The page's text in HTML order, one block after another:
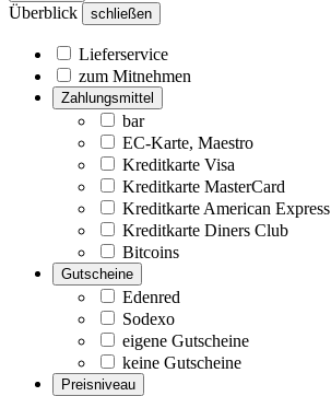
Überblick schließen
Lieferservice
zum Mitnehmen
Zahlungsmittel
bar
EC-Karte, Maestro
Kreditkarte Visa
Kreditkarte MasterCard
Kreditkarte American Express
Kreditkarte Diners Club
Bitcoins
Gutscheine
Edenred
Sodexo
eigene Gutscheine
keine Gutscheine
Preisniveau